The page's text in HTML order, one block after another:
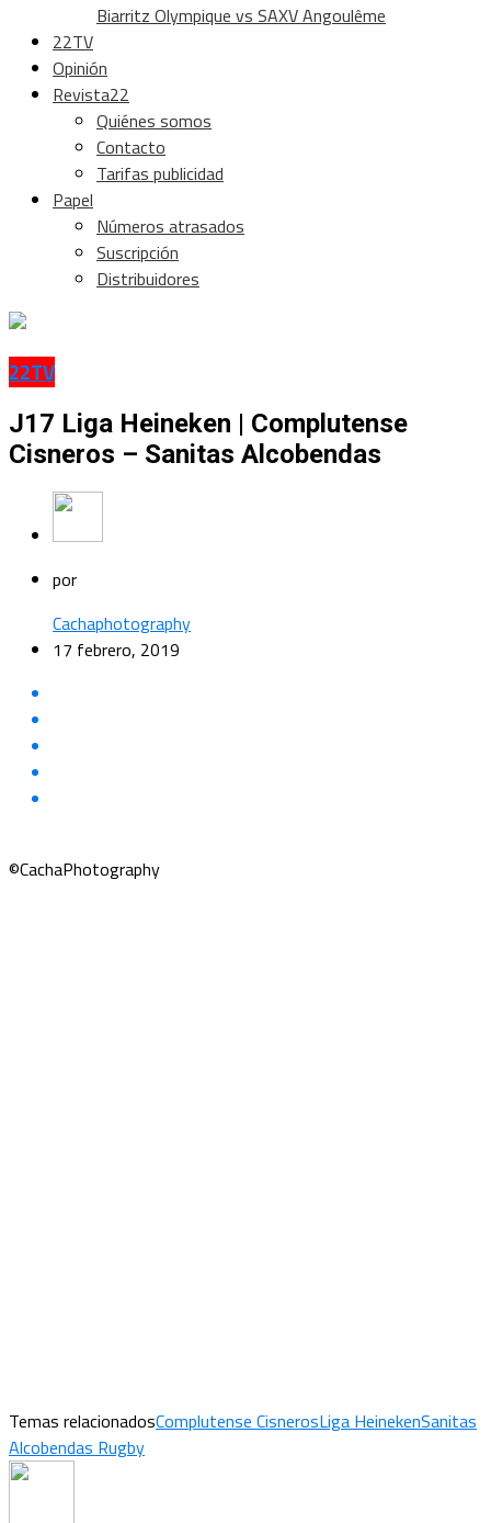
Biarritz Olympique vs SAXV Angoulême
22TV
Opinión
Revista22
Quiénes somos
Contacto
Tarifas publicidad
Papel
Números atrasados
Suscripción
Distribuidores
22TV
J17 Liga Heineken | Complutense
Cisneros – Sanitas Alcobendas
por
Cachaphotography
17 febrero, 2019
©CachaPhotography
Temas relacionadosComplutense CisnerosLiga HeinekenSanitas
Alcobendas Rugby